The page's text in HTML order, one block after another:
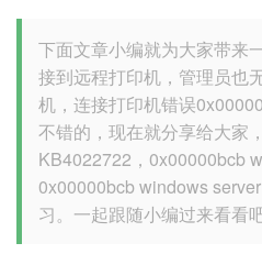
下面文章小编就为大家带来
接到远程打印机，管理员也
机，连接打印机错误
不错的，现在就分享给大家
KB4022722，0x00000bcb
0x00000bcb windows
习。一起跟随小编过来看看吧